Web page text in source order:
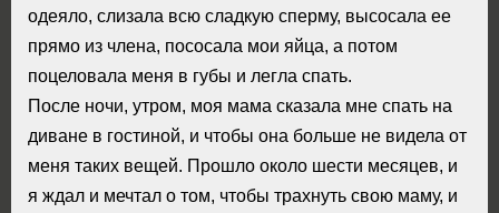
одеяло, слизала всю сладкую сперму, высосала ее
прямо из члена, пососала мои яйца, а потом
поцеловала меня в губы и легла спать.
После ночи, утром, моя мама сказала мне спать на
диване в гостиной, и чтобы она больше не видела от
меня таких вещей. Прошло около шести месяцев, и
я ждал и мечтал о том, чтобы трахнуть свою маму, и